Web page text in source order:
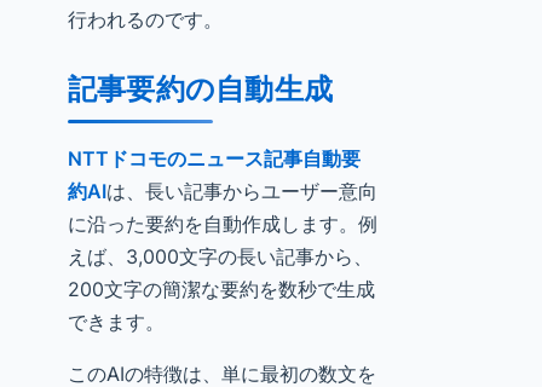
行われるのです。
記事要約の自動生成
NTTドコモのニュース記事自動要
約AIは、長い記事からユーザー意向
に沿った要約を自動作成します。例
えば、3,000文字の長い記事から、
200文字の簡潔な要約を数秒で生成
できます。
このAIの特徴は、単に最初の数文を